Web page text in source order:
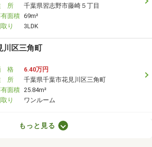
所
千葉県習志野市藤崎５丁目
面積 69m²
り
3LDK
川区三角町
格
6.40万円
所
千葉県千葉市花見川区三角町
面積 25.84m²
り
ワンルーム
長沼町もっと見る